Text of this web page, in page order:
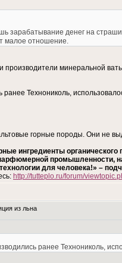
зарабатывание денег на
малое отношение.
производители минеральной
Технониколь,
горные породы. Они не
ингредиенты органического
промышленности,
для человека!» –
http://tutteplo.ru/forum/
из льна
ранее Технониколь,